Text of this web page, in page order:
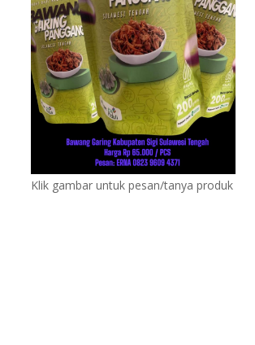
Klik gambar untuk pesan/tanya produk